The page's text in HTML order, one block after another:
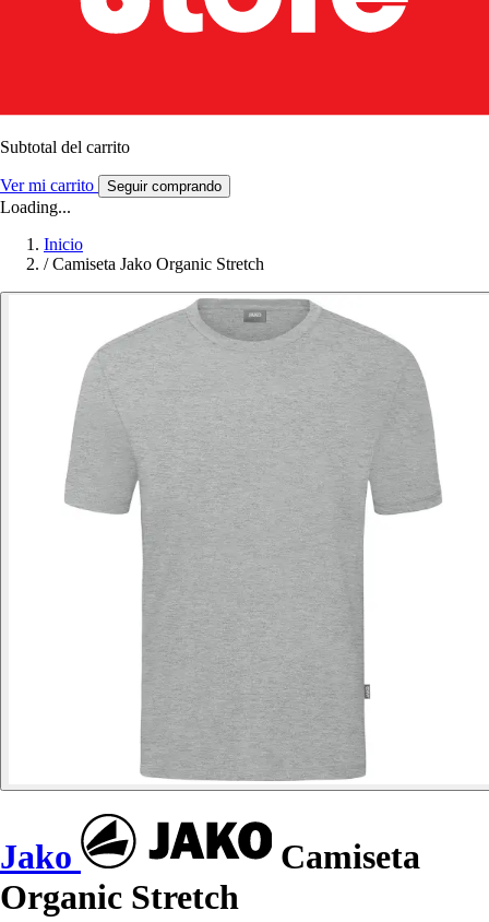
Subtotal del carrito
Ver mi carrito Seguir comprando
Loading...
Inicio
/ Camiseta Jako Organic Stretch
Jako
Camiseta
Organic Stretch